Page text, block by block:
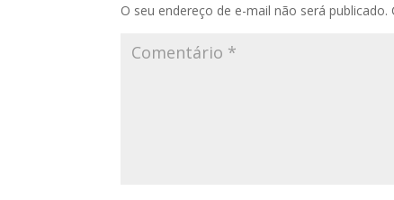
O seu endereço de e-mail não será publicado.